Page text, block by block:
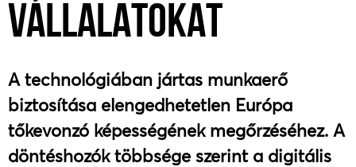
VÁLLALATOKAT
A technológiában jártas munkaerő
biztosítása elengedhetetlen Európa
tőkevonzó képességének megőrzéséhez. A
döntéshozók többsége szerint a digitális